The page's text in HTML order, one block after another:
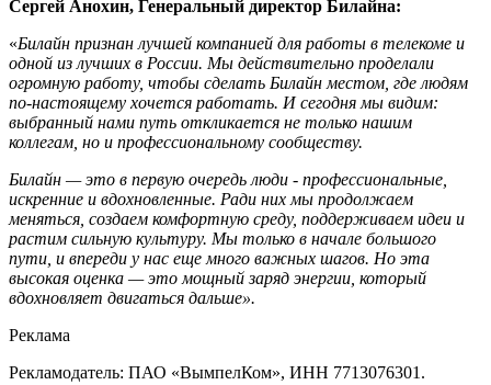
Сергей Анохин, Генеральный директор Билайна:
«Билайн признан лучшей компанией для работы в телекоме и
одной из лучших в России. Мы действительно проделали
огромную работу, чтобы сделать Билайн местом, где людям
по-настоящему хочется работать. И сегодня мы видим:
выбранный нами путь откликается не только нашим
коллегам, но и профессиональному сообществу.
Билайн — это в первую очередь люди - профессиональные,
искренние и вдохновленные. Ради них мы продолжаем
меняться, создаем комфортную среду, поддерживаем идеи и
растим сильную культуру. Мы только в начале большого
пути, и впереди у нас еще много важных шагов. Но эта
высокая оценка — это мощный заряд энергии, который
вдохновляет двигаться дальше».
Реклама
Рекламодатель: ПАО «ВымпелКом», ИНН 7713076301.